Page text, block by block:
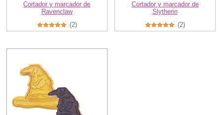
Cortador y marcador de
Ravenclaw
(2)
Cortador y marcador de
Slytherin
(2)